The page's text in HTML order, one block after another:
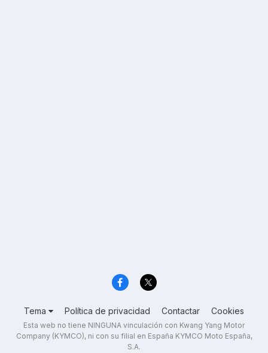
Tema Política de privacidad Contactar Cookies
Esta web no tiene NINGUNA vinculación con Kwang Yang Motor
Company (KYMCO), ni con su filial en España KYMCO Moto España,
S.A.